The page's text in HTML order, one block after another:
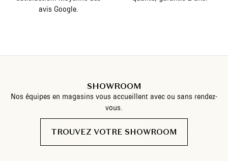
avis Google.
SHOWROOM
Nos équipes en magasins vous accueillent avec ou sans rendez-
vous.
TROUVEZ VOTRE SHOWROOM